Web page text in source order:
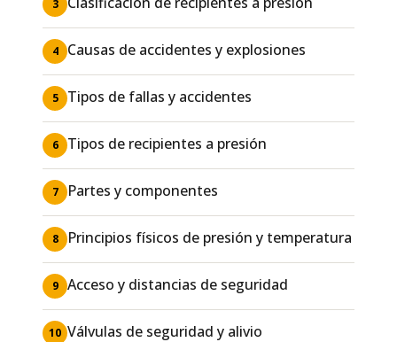
3
4 Causas de accidentes y explosiones
5 Tipos de fallas y accidentes
6 Tipos de recipientes a presión
7 Partes y componentes
8 Principios físicos de presión y temperatura
9 Acceso y distancias de seguridad
10 Válvulas de seguridad y alivio